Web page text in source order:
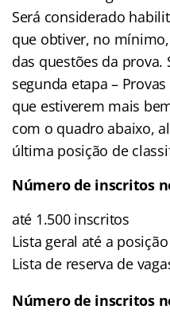
Será considerado
que obtiver, no
das questões da prova.
segunda etapa –
que estiverem mais
com o quadro abaixo,
última posição de
Número de inscritos
até 1.500 inscritos
Lista geral até a
Lista de reserva de
Número de inscritos